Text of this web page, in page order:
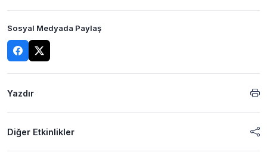
Sosyal Medyada Paylaş
Yazdır
Diğer Etkinlikler